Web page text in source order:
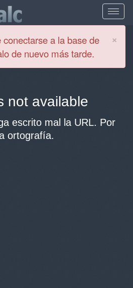
×
conectarse a la base de
de nuevo más tarde.
not available
escrito mal la URL. Por
ortografía.